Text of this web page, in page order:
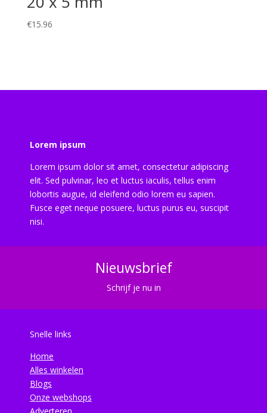
€15.96
Lorem ipsum
Lorem ipsum dolor sit amet, consectetur adipiscing
elit. Sed pulvinar, leo et luctus iaculis, tellus enim
lobortis augue, id eleifend odio lorem eu sapien.
Fusce eget neque posuere, luctus purus eu, suscipit
nisi.
Nieuwsbrief
Schrijf je nu in
Snelle links
Home
Alles winkelen
Blogs
Onze webshops